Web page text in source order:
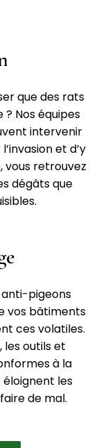
que des rats
Nos équipes
intervenir
et d’y
vous retrouvez
dégâts que
pigeons
vos bâtiments
ces volatiles.
outils et
à la
les
de mal.